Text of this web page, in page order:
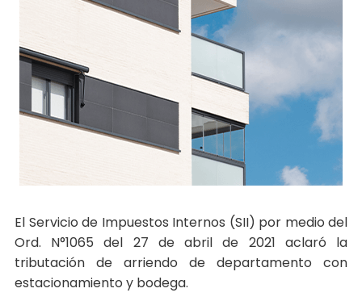
El Servicio de Impuestos Internos (SII) por medio del
Ord. N°1065 del 27 de abril de 2021 aclaró la
tributación de arriendo de departamento con
estacionamiento y bodega.